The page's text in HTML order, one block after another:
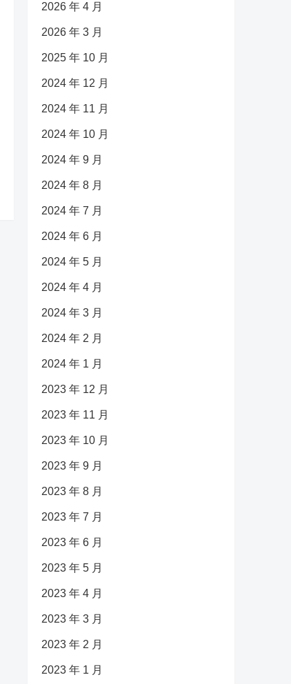
2026 年 4 月
2026 年 3 月
2025 年 10 月
2024 年 12 月
2024 年 11 月
2024 年 10 月
2024 年 9 月
2024 年 8 月
2024 年 7 月
2024 年 6 月
2024 年 5 月
2024 年 4 月
2024 年 3 月
2024 年 2 月
2024 年 1 月
2023 年 12 月
2023 年 11 月
2023 年 10 月
2023 年 9 月
2023 年 8 月
2023 年 7 月
2023 年 6 月
2023 年 5 月
2023 年 4 月
2023 年 3 月
2023 年 2 月
2023 年 1 月